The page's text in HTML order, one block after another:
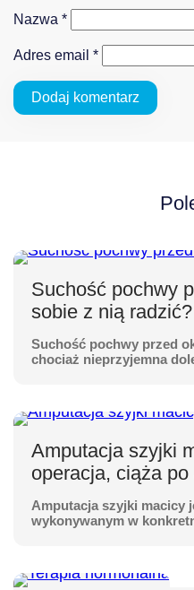
Nazwa *
Adres email *
Suchość pochwy
sobie z nią radzić?
Suchość pochwy przed
chociaż nieprzyjemna
Amputacja szyjki
operacja, ciąża
Amputacja szyjki macicy
wykonywanym w